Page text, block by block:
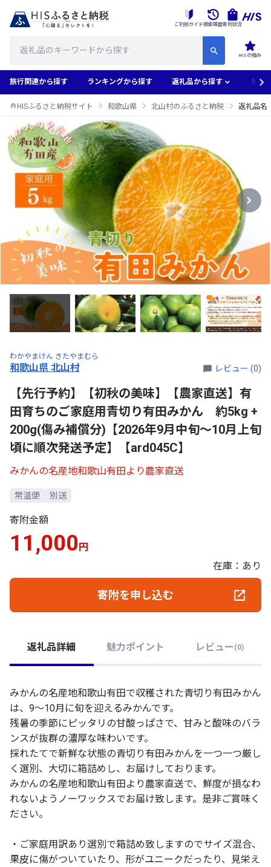
HISの強み
ご利用ガイド検索履歴寄附状況
旅行関連から探す ランキングから探す 返礼品から探す 地域
HISふるさと納税サイト 和歌山県 北山村のふるさと納税 返礼品名
わかやまけん きたやまむら
和歌山県 北山村 レビュー (0)
【先行予約】【初秋の美味】【農家直送】有
田育ちのご家庭用青切り有田みかん 約5kg +
200g(傷み補償分)【2026年9月中旬～10月上旬
頃に順次発送予定】【ard045C】
みかんの名産地和歌山有田より農家直送
常温便 別送
寄附金額
11,000 円
在庫：あり
寄附を申し込む
返礼品詳細 魅力ポイント レビュー (0)
みかんの名産地和歌山有田で収穫された青切り有田みかん
は、9～10月に旬を迎えるみかんです。
残暑の季節にピッタリの甘酸っぱさで、甘みと酸味のバラ
ンスが抜群の濃厚な味わいです。
採れたてで新鮮な状態の青切り有田みかんを一つ一つ厳し
く選別、大切に箱詰めし、お届けしております。
みかんの名産地和歌山有田より農家直送で、鮮度が損なわ
れないようノーワックスでお届け致します。是非ご賞味く
ださい。
・ご家庭用訳あり選別で箱詰め致しますのでサイズ混合、
果皮に傷がついていたり、形がユニークだったり、見栄え